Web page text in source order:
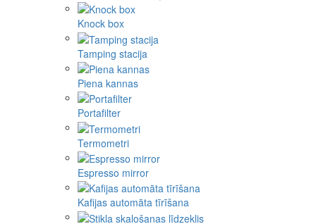
Knock box
Tamping stacija
Piena kannas
Portafilter
Termometri
Espresso mirror
Kafijas automāta tīrīšana